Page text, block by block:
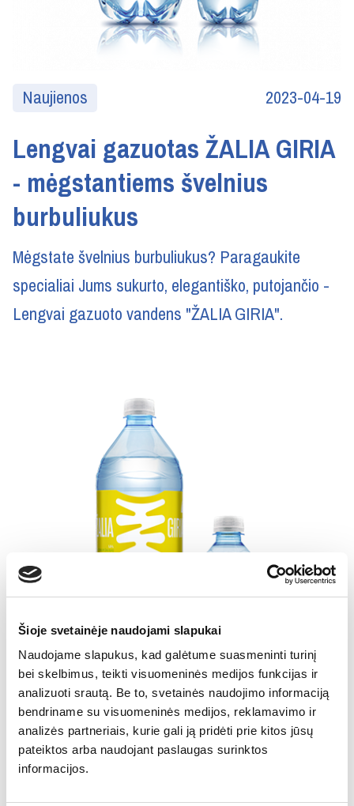
Šioje svetainėje naudojami slapukai
Naudojame slapukus, kad galėtume suasmeninti turinį
bei skelbimus, teikti visuomeninės medijos funkcijas ir
analizuoti srautą. Be to, svetainės naudojimo informaciją
bendriname su visuomeninės medijos, reklamavimo ir
analizės partneriais, kurie gali ją pridėti prie kitos jūsų
pateiktos arba naudojant paslaugas surinktos
informacijos.
Naujienos 2023-04-19
Lengvai gazuotas ŽALIA GIRIA
- mėgstantiems švelnius
burbuliukus
Mėgstate švelnius burbuliukus? Paragaukite
specialiai Jums sukurto, elegantiško, putojančio -
Lengvai gazuoto vandens "ŽALIA GIRIA".